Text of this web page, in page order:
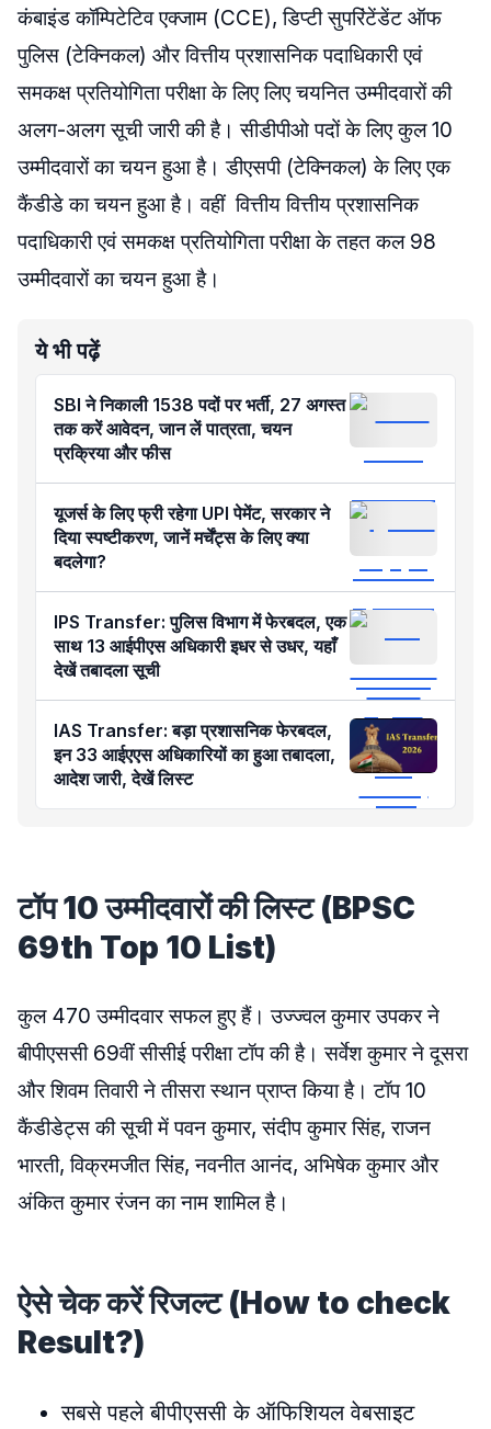
कंबाइंड कॉम्पिटेटिव एक्जाम (CCE), डिप्टी सुपरिंटेंडेंट ऑफ
पुलिस (टेक्निकल) और वित्तीय प्रशासनिक पदाधिकारी एवं
समकक्ष प्रतियोगिता परीक्षा के लिए लिए चयनित उम्मीदवारों की
अलग-अलग सूची जारी की है। सीडीपीओ पदों के लिए कुल 10
उम्मीदवारों का चयन हुआ है। डीएसपी (टेक्निकल) के लिए एक
कैंडीडे का चयन हुआ है। वहीं वित्तीय वित्तीय प्रशासनिक
पदाधिकारी एवं समकक्ष प्रतियोगिता परीक्षा के तहत कल 98
उम्मीदवारों का चयन हुआ है।
ये भी पढ़ें
SBI ने निकाली 1538 पदों पर भर्ती, 27 अगस्त
तक करें आवेदन, जान लें पात्रता, चयन
प्रक्रिया और फीस
यूजर्स के लिए फ्री रहेगा UPI पेमेंट, सरकार ने
दिया स्पष्टीकरण, जानें मर्चेंट्स के लिए क्या
बदलेगा?
IPS Transfer: पुलिस विभाग में फेरबदल, एक
साथ 13 आईपीएस अधिकारी इधर से उधर, यहाँ
देखें तबादला सूची
IAS Transfer: बड़ा प्रशासनिक फेरबदल,
इन 33 आईएएस अधिकारियों का हुआ तबादला,
आदेश जारी, देखें लिस्ट
टॉप 10 उम्मीदवारों की लिस्ट (BPSC
69th Top 10 List)
कुल 470 उम्मीदवार सफल हुए हैं। उज्ज्वल कुमार उपकर ने
बीपीएससी 69वीं सीसीई परीक्षा टॉप की है। सर्वेश कुमार ने दूसरा
और शिवम तिवारी ने तीसरा स्थान प्राप्त किया है। टॉप 10
कैंडीडेट्स की सूची में पवन कुमार, संदीप कुमार सिंह, राजन
भारती, विक्रमजीत सिंह, नवनीत आनंद, अभिषेक कुमार और
अंकित कुमार रंजन का नाम शामिल है।
ऐसे चेक करें रिजल्ट (How to check
Result?)
सबसे पहले बीपीएससी के ऑफिशियल वेबसाइट